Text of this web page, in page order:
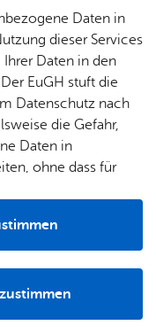
Bau­
& Um­
&
&
Fa­mi­lie
& Kin­
der
Se­nio­
ren
Woh­
nen
re­frei
Pfle­ge
& Un­
ter­stüt­
zung
Daten in
dieser Services
Daten in den
EuGH stuft die
Datenschutz nach
die Gefahr,
Daten in
ohne dass für